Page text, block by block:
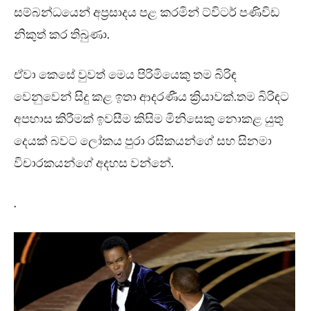
සම්බන්ධයෙන් අප්‍රසාදය පළ කරමින් ට්විටර් පණිවිඩ
නිකුත් කර තිබුණා.
ඒවා කෙසේ වුවත් මෙය පිරිමියෙකු තම බිරිඳ
වෙනුවෙන් සිදු කළ ඉතා ආදරණීය ක්‍රියාවක්.තම බිරිඳට
අපහාස කිරීමක් ඉවසීම කිසිම මිනිසෙකු නොකළ යුතු
දෙයක් බවට ලෝකය පුරා රසිකයන්ගේ සහ සිනමා
විචාරකයන්ගේ අදහස වන්නේ.
.